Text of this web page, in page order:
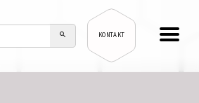
KONTAKT